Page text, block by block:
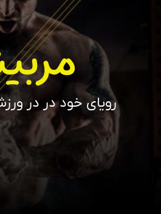
رویای خود در در